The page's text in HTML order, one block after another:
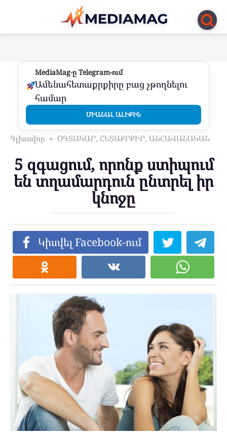
Перейти
контенту
MediaMag-ը Telegram-ում
Ամենահետաքրքիրը բաց չթողնելու
համար
ՄԻԱՆԱԼ ԱԼԻՔԻՆ
Գլխավոր » ՕԳՏԱԿԱՐ, ՀԵՏԱՔՐՔԻՐ, ԱՆՀԱՎԱՆԱԿԱՆ
5 զգացում, որոնք ստիպում
են տղամարդուն ընտրել իր
կնոջը
Կիսվել Facebook-ում